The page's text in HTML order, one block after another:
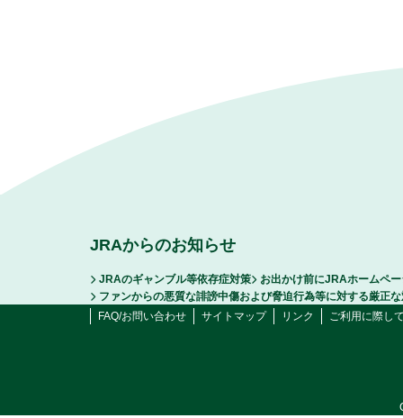
JRAからのお知らせ
JRAのギャンブル等依存症対策
お出かけ前にJRAホームペ
ファンからの悪質な誹謗中傷および脅迫行為等に対する厳正
FAQ/お問い合わせ
サイトマップ リンク ご利用に際し